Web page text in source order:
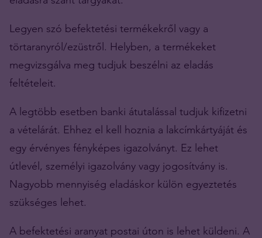
Legyen szó befektetési termékekről vagy a
törtaranyról/ezüstről. Helyben, a termékeket
megvizsgálva meg tudjuk beszélni az eladás
feltételeit.
A legtöbb esetben banki átutalással tudjuk kifizetni
a vételárát. Ehhez el kell hoznia a lakcímkártyáját és
egy érvényes fényképes igazolványt. Ez lehet
útlevél, személyi igazolvány vagy jogosítvány is.
Nagyobb mennyiség eladáskor külön egyeztetés
szükséges lehet.
A befektetési aranyat postai úton is lehet küldeni. A